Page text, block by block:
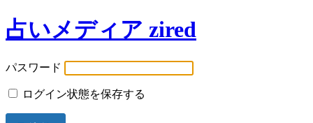
占いメディア zired
パスワード
ログイン状態を保存する